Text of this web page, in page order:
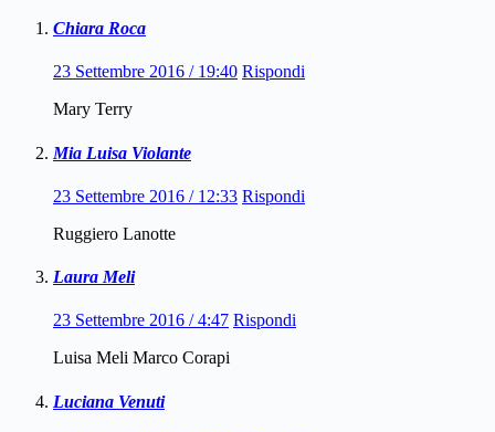
Chiara Roca
23 Settembre 2016 / 19:40 Rispondi
Mary Terry
Mia Luisa Violante
23 Settembre 2016 / 12:33 Rispondi
Ruggiero Lanotte
Laura Meli
23 Settembre 2016 / 4:47 Rispondi
Luisa Meli Marco Corapi
Luciana Venuti